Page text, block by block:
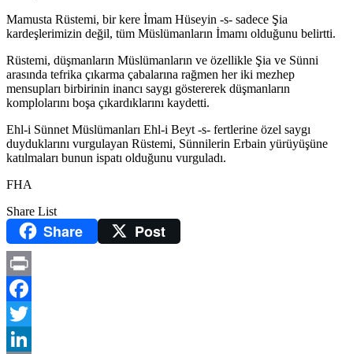
Mamusta Rüstemi, bir kere İmam Hüseyin -s- sadece Şia
kardeşlerimizin değil, tüm Müslümanların İmamı olduğunu belirtti.
Rüstemi, düşmanların Müslümanların ve özellikle Şia ve Sünni
arasında tefrika çıkarma çabalarına rağmen her iki mezhep
mensupları birbirinin inancı saygı göstererek düşmanların
komplolarını boşa çıkardıklarını kaydetti.
Ehl-i Sünnet Müslümanları Ehl-i Beyt -s- fertlerine özel saygı
duyduklarını vurgulayan Rüstemi, Sünnilerin Erbain yürüyüşüne
katılmaları bunun ispatı olduğunu vurguladı.
FHA
Share List
Share Post
Print
Facebook
Twitter